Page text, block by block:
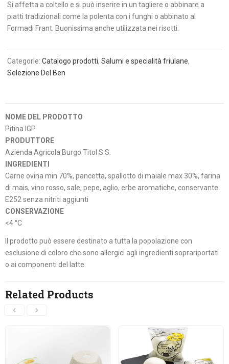
Si affetta a coltello e si può inserire in un tagliere o abbinare a
piatti tradizionali come la polenta con i funghi o abbinato al
Formadi Frant. Buonissima anche utilizzata nei risotti.
Categorie:Catalogo prodotti,Salumi e specialità friulane,
Selezione Del Ben
NOME DEL PRODOTTO
Pitina IGP
PRODUTTORE
Azienda Agricola Burgo Titol S.S.
INGREDIENTI
Carne ovina min 70%, pancetta, spallotto di maiale max 30%, farina
di mais, vino rosso, sale, pepe, aglio, erbe aromatiche, conservante
E252 senza nitriti aggiunti
CONSERVAZIONE
<4 °C
Il prodotto può essere destinato a tutta la popolazione con
esclusione di coloro che sono allergici agli ingredienti soprariportati
o ai componenti del latte.
Related Products